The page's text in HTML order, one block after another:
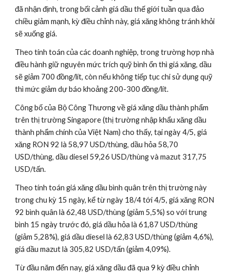
đã nhận định, trong bối cảnh giá dầu thế giới tuần qua đảo
chiều giảm mạnh, kỳ điều chỉnh này, giá xăng không tránh khỏi
sẽ xuống giá.
Theo tính toán của các doanh nghiệp, trong trường hợp nhà
điều hành giữ nguyên mức trích quỹ bình ổn thì giá xăng, dầu
sẽ giảm 700 đồng/lít, còn nếu không tiếp tục chi sử dụng quỹ
thì mức giảm dự báo khoảng 200-300 đồng/lít.
Công bố của Bộ Công Thương về giá xăng dầu thành phẩm
trên thị trường Singapore (thị trường nhập khẩu xăng dầu
thành phẩm chính của Việt Nam) cho thấy, tại ngày 4/5, giá
xăng RON 92 là 58,97 USD/thùng, dầu hỏa 58,70
USD/thùng, dầu diesel 59,26 USD/thùng và mazut 317,75
USD/tấn.
Theo tính toán giá xăng dầu bình quân trên thị trường này
trong chu kỳ 15 ngày, kể từ ngày 18/4 tới 4/5, giá xăng RON
92 bình quân là 62,48 USD/thùng (giảm 5,5%) so với trung
bình 15 ngày trước đó, giá dầu hỏa là 61,87 USD/thùng
(giảm 5,28%), giá dầu diesel là 62,83 USD/thùng (giảm 4,6%),
giá dầu mazut là 305,82 USD/tấn (giảm 4,09%).
Từ đầu năm đến nay, giá xăng dầu đã qua 9 kỳ điều chỉnh